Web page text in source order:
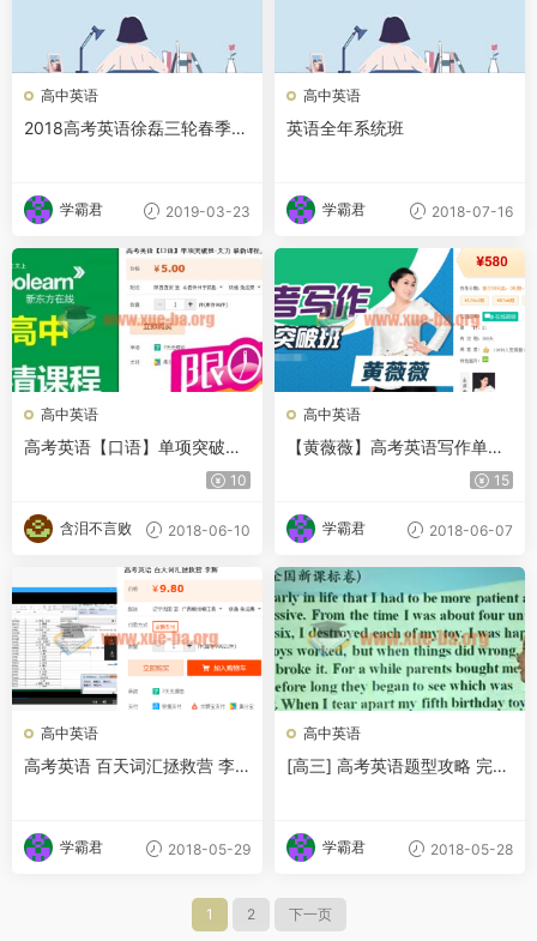
高中英语
2018高考英语徐磊三轮春季冲
学霸君 2019-03-23
高中英语
英语全年系统班
学霸君 2018-07-16
高中英语
高考英语【口语】单项突破班-
10
含泪不言败 2018-06-10
高中英语
【黄薇薇】高考英语写作单项
15
学霸君 2018-06-07
高中英语
高考英语 百天词汇拯救营 李
学霸君 2018-05-29
高中英语
[高三] 高考英语题型攻略 完形
学霸君 2018-05-28
1 2 下一页